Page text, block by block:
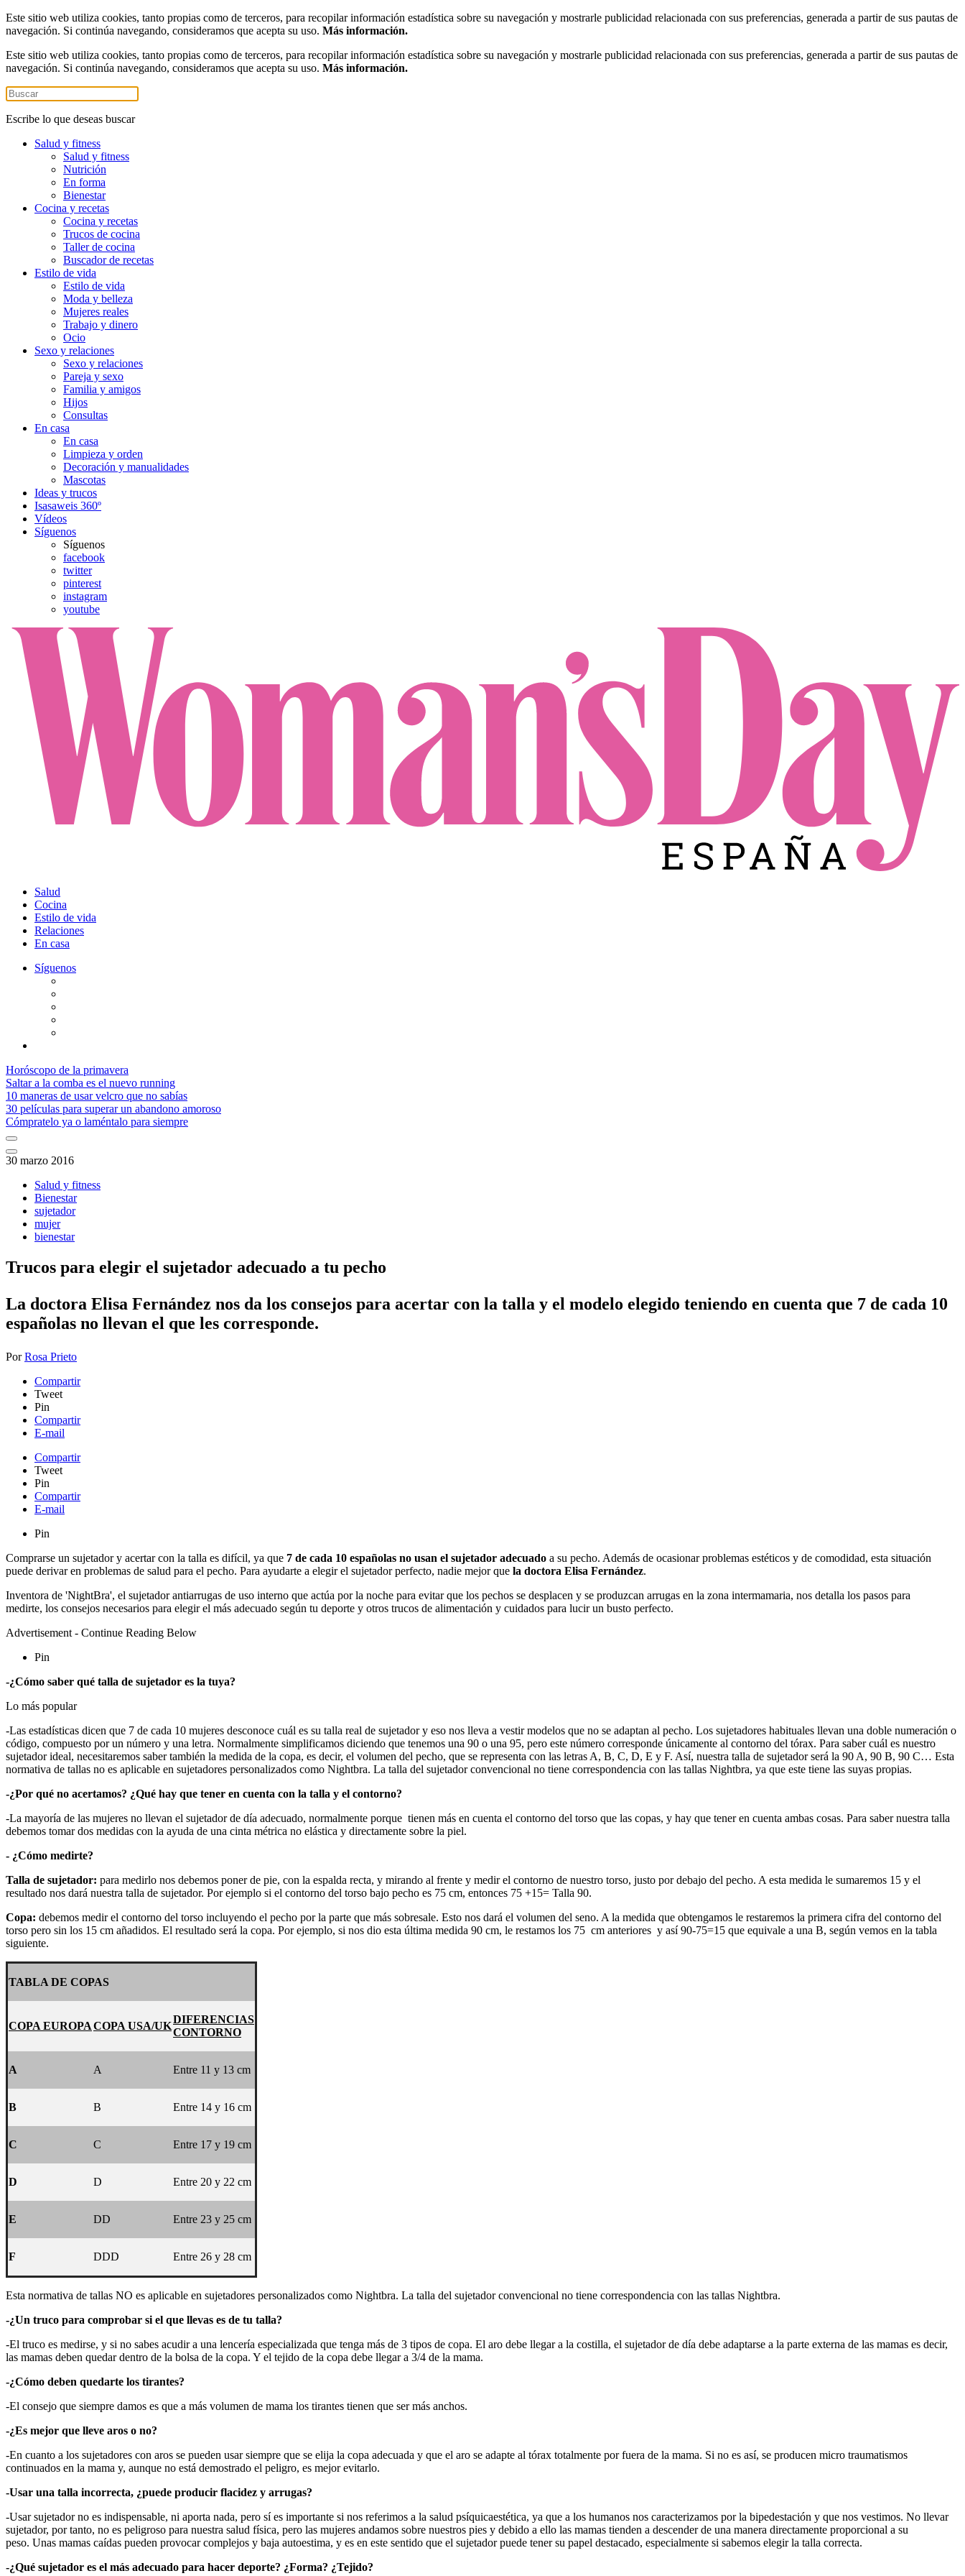
Este sitio web utiliza cookies, tanto propias como de terceros, para recopilar información estadística sobre su navegación y mostrarle publicidad relacionada con sus preferencias, generada a partir de sus pautas de
navegación. Si continúa navegando, consideramos que acepta su uso. Más información.
Este sitio web utiliza cookies, tanto propias como de terceros, para recopilar información estadística sobre su navegación y mostrarle publicidad relacionada con sus preferencias, generada a partir de sus pautas de
navegación. Si continúa navegando, consideramos que acepta su uso. Más información.
Escribe lo que deseas buscar
Salud y fitness
Salud y fitness
Nutrición
En forma
Bienestar
Cocina y recetas
Cocina y recetas
Trucos de cocina
Taller de cocina
Buscador de recetas
Estilo de vida
Estilo de vida
Moda y belleza
Mujeres reales
Trabajo y dinero
Ocio
Sexo y relaciones
Sexo y relaciones
Pareja y sexo
Familia y amigos
Hijos
Consultas
En casa
En casa
Limpieza y orden
Decoración y manualidades
Mascotas
Ideas y trucos
Isasaweis 360º
Vídeos
Síguenos
Síguenos
facebook
twitter
pinterest
instagram
youtube
Salud
Cocina
Estilo de vida
Relaciones
En casa
Síguenos
Horóscopo de la primavera
Saltar a la comba es el nuevo running
10 maneras de usar velcro que no sabías
30 películas para superar un abandono amoroso
Cómpratelo ya o laméntalo para siempre
30 marzo 2016
Salud y fitness
Bienestar
sujetador
mujer
bienestar
Trucos para elegir el sujetador adecuado a tu pecho
La doctora Elisa Fernández nos da los consejos para acertar con la talla y el modelo elegido teniendo en cuenta que 7 de cada 10
españolas no llevan el que les corresponde.
PorRosa Prieto
Compartir
Tweet
Pin
Compartir
E-mail
Compartir
Tweet
Pin
Compartir
E-mail
Pin
Comprarse un sujetador y acertar con la talla es difícil, ya que 7 de cada 10 españolas no usan el sujetador adecuado a su pecho. Además de ocasionar problemas estéticos y de comodidad, esta situación
puede derivar en problemas de salud para el pecho. Para ayudarte a elegir el sujetador perfecto, nadie mejor que la doctora Elisa Fernández.
Inventora de 'NightBra', el sujetador antiarrugas de uso interno que actúa por la noche para evitar que los pechos se desplacen y se produzcan arrugas en la zona intermamaria, nos detalla los pasos para
medirte, los consejos necesarios para elegir el más adecuado según tu deporte y otros trucos de alimentación y cuidados para lucir un busto perfecto.
Advertisement - Continue Reading Below
Pin
-¿Cómo saber qué talla de sujetador es la tuya?
Lo más popular
-Las estadísticas dicen que 7 de cada 10 mujeres desconoce cuál es su talla real de sujetador y eso nos lleva a vestir modelos que no se adaptan al pecho. Los sujetadores habituales llevan una doble numeración o
código, compuesto por un número y una letra. Normalmente simplificamos diciendo que tenemos una 90 o una 95, pero este número corresponde únicamente al contorno del tórax. Para saber cuál es nuestro
sujetador ideal, necesitaremos saber también la medida de la copa, es decir, el volumen del pecho, que se representa con las letras A, B, C, D, E y F. Así, nuestra talla de sujetador será la 90 A, 90 B, 90 C… Esta
normativa de tallas no es aplicable en sujetadores personalizados como Nightbra. La talla del sujetador convencional no tiene correspondencia con las tallas Nightbra, ya que este tiene las suyas propias.
-¿Por qué no acertamos? ¿Qué hay que tener en cuenta con la talla y el contorno?
-La mayoría de las mujeres no llevan el sujetador de día adecuado, normalmente porque tienen más en cuenta el contorno del torso que las copas, y hay que tener en cuenta ambas cosas. Para saber nuestra talla
debemos tomar dos medidas con la ayuda de una cinta métrica no elástica y directamente sobre la piel.
- ¿Cómo medirte?
Talla de sujetador: para medirlo nos debemos poner de pie, con la espalda recta, y mirando al frente y medir el contorno de nuestro torso, justo por debajo del pecho. A esta medida le sumaremos 15 y el
resultado nos dará nuestra talla de sujetador. Por ejemplo si el contorno del torso bajo pecho es 75 cm, entonces 75 +15= Talla 90.
Copa: debemos medir el contorno del torso incluyendo el pecho por la parte que más sobresale. Esto nos dará el volumen del seno. A la medida que obtengamos le restaremos la primera cifra del contorno del
torso pero sin los 15 cm añadidos. El resultado será la copa. Por ejemplo, si nos dio esta última medida 90 cm, le restamos los 75 cm anteriores y así 90-75=15 que equivale a una B, según vemos en la tabla
siguiente.
TABLA DE COPAS
COPA EUROPACOPA USA/UK
DIFERENCIAS
CONTORNO
A A Entre 11 y 13 cm
B B Entre 14 y 16 cm
C C Entre 17 y 19 cm
D D Entre 20 y 22 cm
E DD Entre 23 y 25 cm
F DDD Entre 26 y 28 cm
Esta normativa de tallas NO es aplicable en sujetadores personalizados como Nightbra. La talla del sujetador convencional no tiene correspondencia con las tallas Nightbra.
-¿Un truco para comprobar si el que llevas es de tu talla?
-El truco es medirse, y si no sabes acudir a una lencería especializada que tenga más de 3 tipos de copa. El aro debe llegar a la costilla, el sujetador de día debe adaptarse a la parte externa de las mamas es decir,
las mamas deben quedar dentro de la bolsa de la copa. Y el tejido de la copa debe llegar a 3/4 de la mama.
-¿Cómo deben quedarte los tirantes?
-El consejo que siempre damos es que a más volumen de mama los tirantes tienen que ser más anchos.
-¿Es mejor que lleve aros o no?
-En cuanto a los sujetadores con aros se pueden usar siempre que se elija la copa adecuada y que el aro se adapte al tórax totalmente por fuera de la mama. Si no es así, se producen micro traumatismos
continuados en la mama y, aunque no está demostrado el peligro, es mejor evitarlo.
-Usar una talla incorrecta, ¿puede producir flacidez y arrugas?
-Usar sujetador no es indispensable, ni aporta nada, pero sí es importante si nos referimos a la salud psíquicaestética, ya que a los humanos nos caracterizamos por la bipedestación y que nos vestimos. No llevar
sujetador, por tanto, no es peligroso para nuestra salud física, pero las mujeres andamos sobre nuestros pies y debido a ello las mamas tienden a descender de una manera directamente proporcional a su
peso. Unas mamas caídas pueden provocar complejos y baja autoestima, y es en este sentido que el sujetador puede tener su papel destacado, especialmente si sabemos elegir la talla correcta.
-¿Qué sujetador es el más adecuado para hacer deporte? ¿Forma? ¿Tejido?